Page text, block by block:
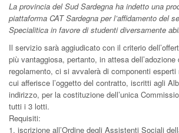
La provincia del Sud Sardegna ha indetto una
piattaforma CAT Sardegna per l’affidamento del
Specialitica in favore di studenti diversamente
Il servizio sarà aggiudicato con il criterio
più vantaggiosa, pertanto, in attesa dell’adozione
regolamento, ci si avvalerà di componenti
cui afferisce l’oggetto del contratto, iscritti agli
indirizzo, per la costituzione dell’unica
tutti i 3 lotti.
Requisiti:
1. iscrizione all’Ordine degli Assistenti Sociali